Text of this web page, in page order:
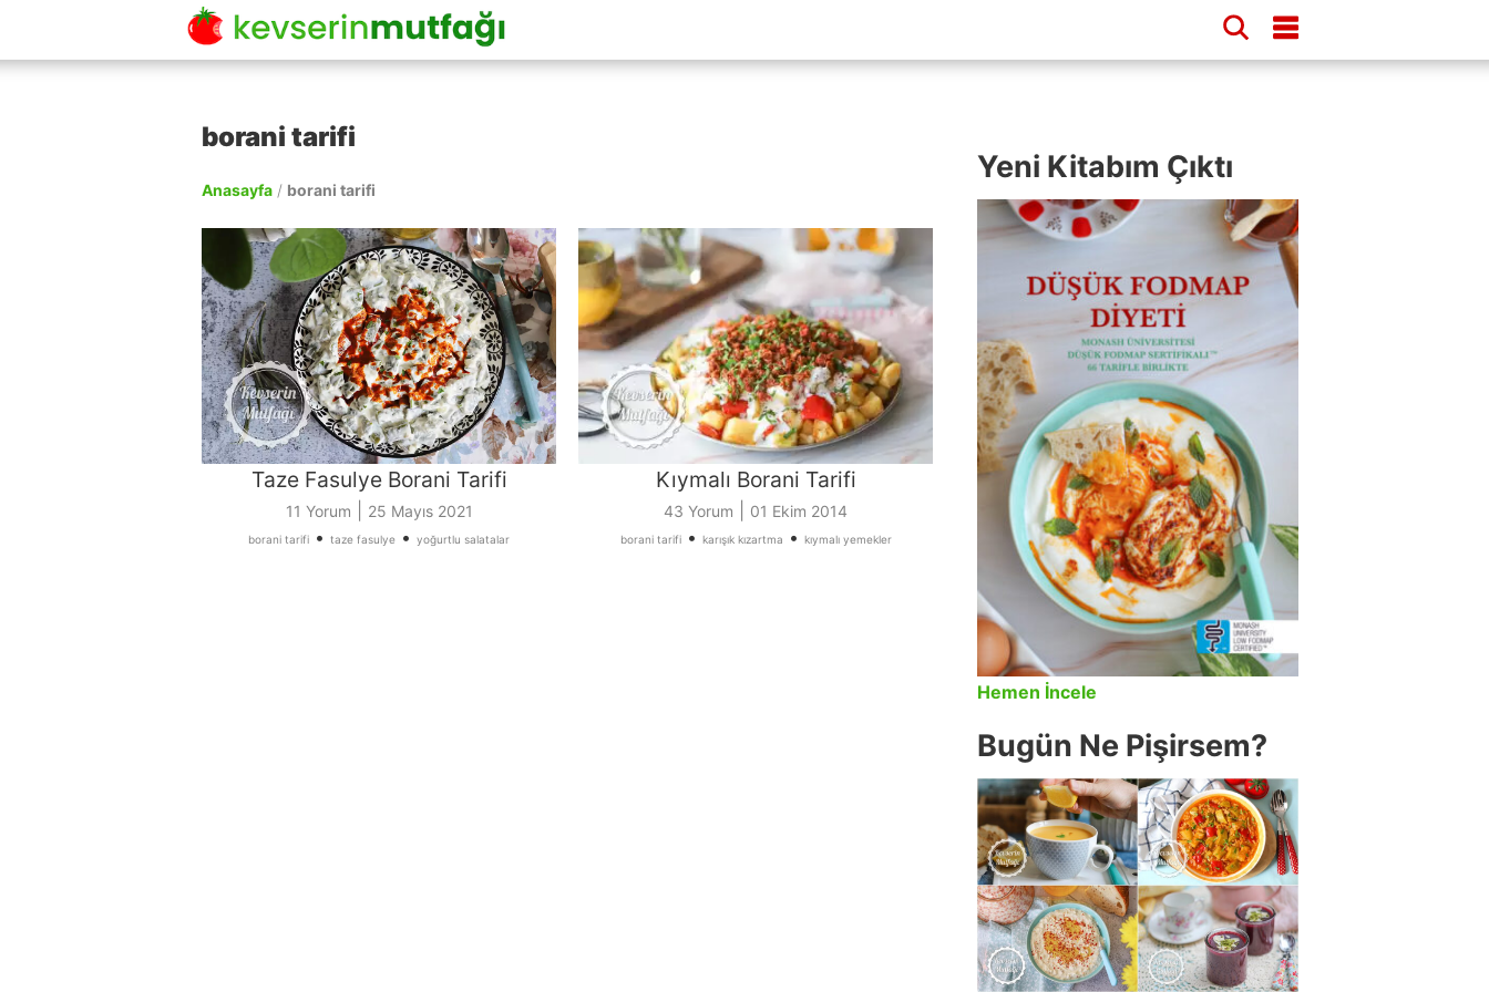
borani tarifi
Anasayfa / borani tarifi
Taze Fasulye Borani Tarifi
11 Yorum 25 Mayıs 2021
borani tarifi • taze fasulye • yoğurtlu salatalar
Kıymalı Borani Tarifi
43 Yorum 01 Ekim 2014
borani tarifi• karışık kızartma • kıymalı yemekler
Yeni Kitabım Çıktı
Hemen İncele
Bugün Ne Pişirsem?